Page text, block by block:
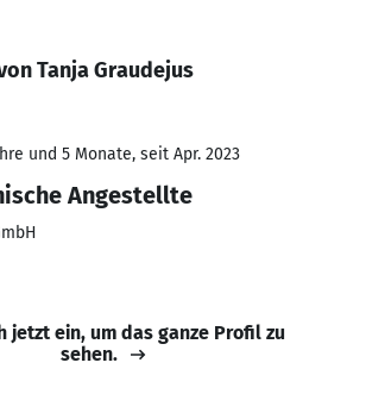
Tanja Graudejus
und 5 Monate, seit Apr. 2023
Angestellte
jetzt ein, um das ganze Profil zu
sehen.